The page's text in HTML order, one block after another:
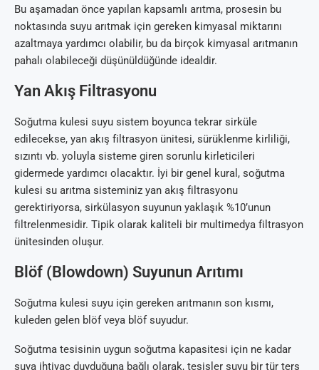
Bu aşamadan önce yapılan kapsamlı arıtma, prosesin bu
noktasında suyu arıtmak için gereken kimyasal miktarını
azaltmaya yardımcı olabilir, bu da birçok kimyasal arıtmanın
pahalı olabileceği düşünüldüğünde idealdir.
Yan Akış Filtrasyonu
Soğutma kulesi suyu sistem boyunca tekrar sirküle
edilecekse, yan akış filtrasyon ünitesi, sürüklenme kirliliği,
sızıntı vb. yoluyla sisteme giren sorunlu kirleticileri
gidermede yardımcı olacaktır. İyi bir genel kural, soğutma
kulesi su arıtma sisteminiz yan akış filtrasyonu
gerektiriyorsa, sirkülasyon suyunun yaklaşık %10’unun
filtrelenmesidir. Tipik olarak kaliteli bir multimedya filtrasyon
ünitesinden oluşur.
Blöf (Blowdown) Suyunun Arıtımı
Soğutma kulesi suyu için gereken arıtmanın son kısmı,
kuleden gelen blöf veya blöf suyudur.
Soğutma tesisinin uygun soğutma kapasitesi için ne kadar
suya ihtiyaç duyduğuna bağlı olarak, tesisler suyu bir tür ters